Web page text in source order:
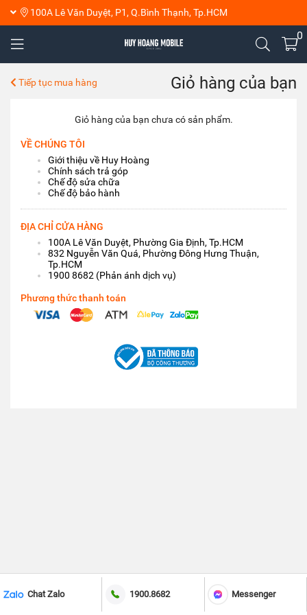
100A Lê Văn Duyệt, P1, Q.Bình Thạnh, Tp.HCM
0
Giỏ hàng của bạn
Tiếp tục mua hàng
Giỏ hàng của bạn chưa có sản phẩm.
VỀ CHÚNG TÔI
Giới thiệu về Huy Hoàng
Chính sách trả góp
Chế độ sửa chữa
Chế độ bảo hành
ĐỊA CHỈ CỬA HÀNG
100A Lê Văn Duyệt, Phường Gia Định, Tp.HCM
832 Nguyễn Văn Quá, Phường Đông Hưng Thuận,
Tp.HCM
1900 8682 (Phản ánh dịch vụ)
Phương thức thanh toán
Chat Zalo 1900.8682 Messenger